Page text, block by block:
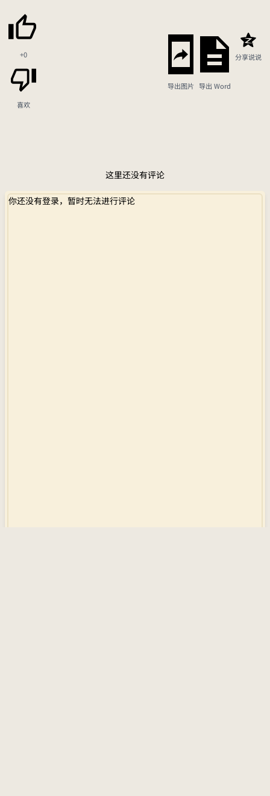
+0
喜欢
导出图片 导出 Word
分享说说
这里还没有评论
你还没有登录，暂时无法进行评论